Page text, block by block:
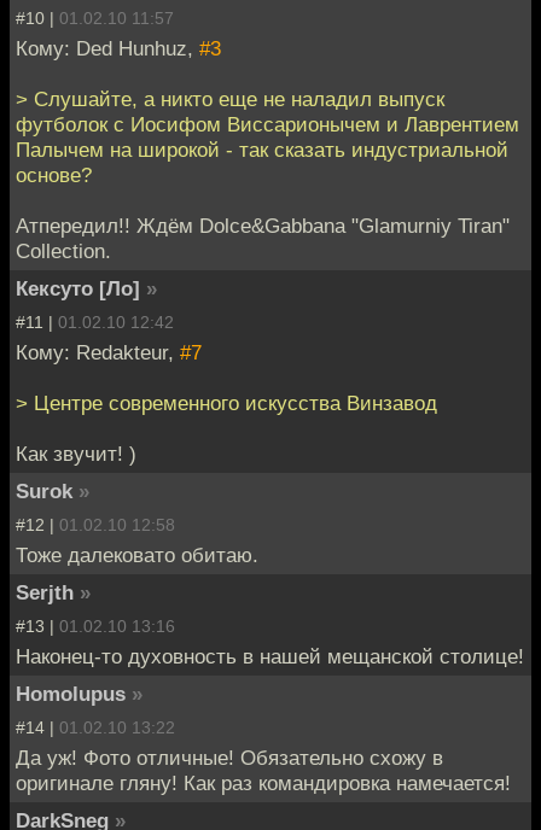
#10 | 01.02.10 11:57
Кому: Ded Hunhuz, #3
> Слушайте, а никто еще не наладил выпуск
футболок с Иосифом Виссарионычем и Лаврентием
Палычем на широкой - так сказать индустриальной
основе?
Атпередил!! Ждём Dolce&Gabbana "Glamurniy Tiran"
Collection.
Кексуто [Ло] »
#11 | 01.02.10 12:42
Кому: Redakteur, #7
> Центре современного искусства Винзавод
Как звучит! )
Surok »
#12 | 01.02.10 12:58
Тоже далековато обитаю.
Serjth »
#13 | 01.02.10 13:16
Наконец-то духовность в нашей мещанской столице!
Homolupus »
#14 | 01.02.10 13:22
Да уж! Фото отличные! Обязательно схожу в
оригинале гляну! Как раз командировка намечается!
DarkSneg »